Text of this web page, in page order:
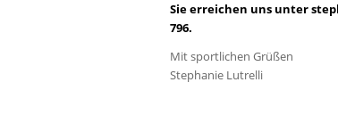
Sie erreichen uns unter
796.
Mit sportlichen Grüßen
Stephanie Lutrelli